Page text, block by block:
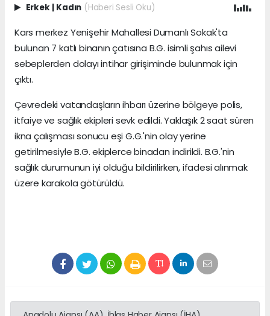
Erkek Kadın (Haberi Sesli Oku)
Kars merkez Yenişehir Mahallesi Dumanlı Sokak'ta
bulunan 7 katlı binanın çatısına B.G. isimli şahıs ailevi
sebeplerden dolayı intihar girişiminde bulunmak için
çıktı.
Çevredeki vatandaşların ihbarı üzerine bölgeye polis,
itfaiye ve sağlık ekipleri sevk edildi. Yaklaşık 2 saat süren
ikna çalışması sonucu eşi G.G.'nin olay yerine
getirilmesiyle B.G. ekiplerce binadan indirildi. B.G.'nin
sağlık durumunun iyi olduğu bildirilirken, ifadesi alınmak
üzere karakola götürüldü.